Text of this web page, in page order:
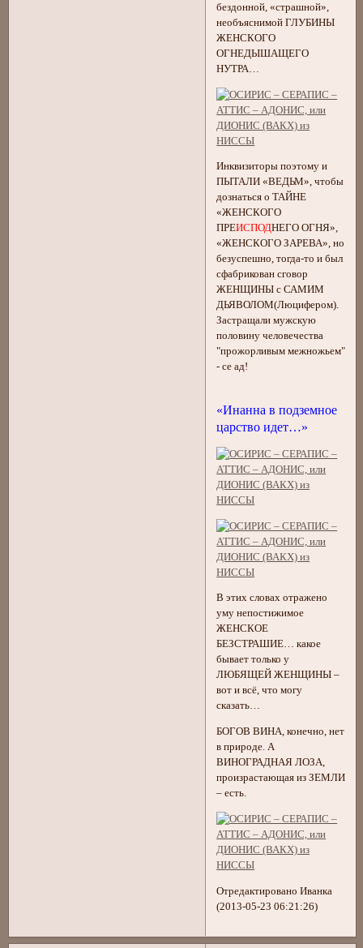
бездонной, «страшной»,
необъяснимой ГЛУБИНЫ
ЖЕНСКОГО
ОГНЕДЫШАЩЕГО
НУТРА…
Инквизиторы поэтому и
ПЫТАЛИ «ВЕДЬМ», чтобы
дознаться о ТАЙНЕ
«ЖЕНСКОГО
ПРЕИСПОДНЕГО ОГНЯ»,
«ЖЕНСКОГО ЗАРЕВА», но
безуспешно, тогда-то и был
сфабрикован сговор
ЖЕНЩИНЫ с САМИМ
ДЬЯВОЛОМ(Люцифером).
Застращали мужскую
половину человечества
"прожорливым межножьем"
- се ад!
«Инанна в подземное
царство идет…»
В этих словах отражено
уму непостижимое
ЖЕНСКОЕ
БЕЗСТРАШИЕ… какое
бывает только у
ЛЮБЯЩЕЙ ЖЕНЩИНЫ –
вот и всё, что могу
сказать…
БОГОВ ВИНА, конечно, нет
в природе. А
ВИНОГРАДНАЯ ЛОЗА,
произрастающая из ЗЕМЛИ
– есть.
Отредактировано Иванка
(2013-05-23 06:21:26)